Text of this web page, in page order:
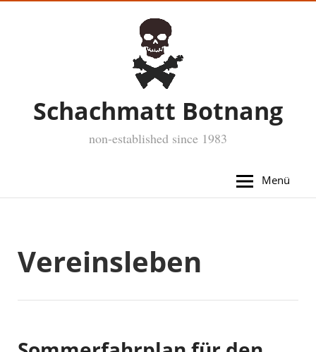
Schachmatt Botnang
non-established since 1983
Menü
Vereinsleben